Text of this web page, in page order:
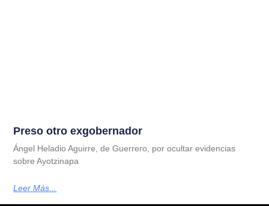
Preso otro exgobernador
Ángel Heladio Aguirre, de Guerrero, por ocultar evidencias
sobre Ayotzinapa
Leer Más...